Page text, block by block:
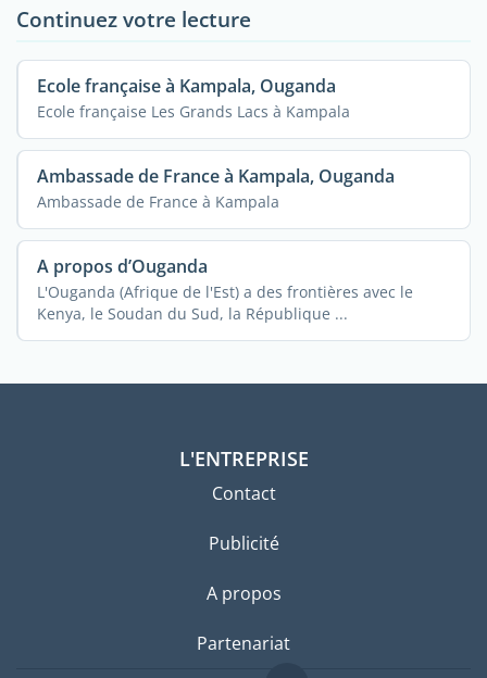
Continuez votre lecture
Ecole française à Kampala, Ouganda
Ecole française Les Grands Lacs à Kampala
Ambassade de France à Kampala, Ouganda
Ambassade de France à Kampala
A propos d’Ouganda
L'Ouganda (Afrique de l'Est) a des frontières avec le
Kenya, le Soudan du Sud, la République ...
L'ENTREPRISE
Contact
Publicité
A propos
Partenariat